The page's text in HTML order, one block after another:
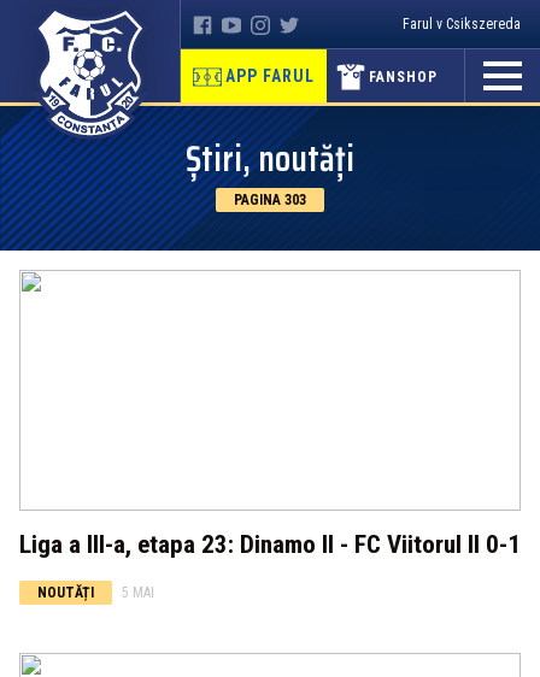
Farul v Csikszereda
APP FARUL FANSHOP
Știri, noutăți
PAGINA 303
Liga a III-a, etapa 23: Dinamo II - FC Viitorul II 0-1
NOUTĂȚI 5 MAI